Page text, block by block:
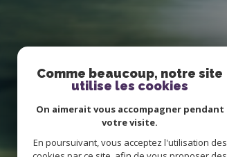
Comme beaucoup, notre site
utilise les cookies
On aimerait vous accompagner pendant
votre visite.
En poursuivant, vous acceptez l'utilisation des